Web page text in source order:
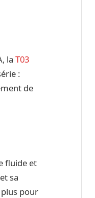
laT03
:
de
fluide et
sa
pour